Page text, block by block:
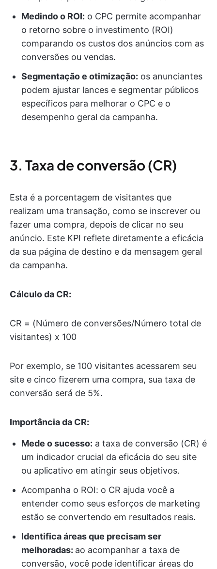
Medindo o ROI: o CPC permite acompanhar
o retorno sobre o investimento (ROI)
comparando os custos dos anúncios com as
conversões ou vendas.
Segmentação e otimização: os anunciantes
podem ajustar lances e segmentar públicos
específicos para melhorar o CPC e o
desempenho geral da campanha.
3. Taxa de conversão (CR)
Esta é a porcentagem de visitantes que
realizam uma transação, como se inscrever ou
fazer uma compra, depois de clicar no seu
anúncio. Este KPI reflete diretamente a eficácia
da sua página de destino e da mensagem geral
da campanha.
Cálculo da CR:
CR = (Número de conversões/Número total de
visitantes) x 100
Por exemplo, se 100 visitantes acessarem seu
site e cinco fizerem uma compra, sua taxa de
conversão será de 5%.
Importância da CR:
Mede o sucesso: a taxa de conversão (CR) é
um indicador crucial da eficácia do seu site
ou aplicativo em atingir seus objetivos.
Acompanha o ROI: o CR ajuda você a
entender como seus esforços de marketing
estão se convertendo em resultados reais.
Identifica áreas que precisam ser
melhoradas: ao acompanhar a taxa de
conversão, você pode identificar áreas do